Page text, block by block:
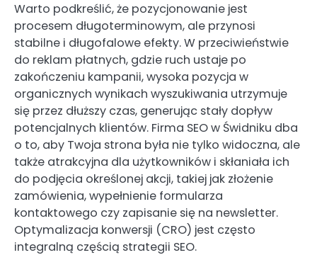
Warto podkreślić, że pozycjonowanie jest
procesem długoterminowym, ale przynosi
stabilne i długofalowe efekty. W przeciwieństwie
do reklam płatnych, gdzie ruch ustaje po
zakończeniu kampanii, wysoka pozycja w
organicznych wynikach wyszukiwania utrzymuje
się przez dłuższy czas, generując stały dopływ
potencjalnych klientów. Firma SEO w Świdniku dba
o to, aby Twoja strona była nie tylko widoczna, ale
także atrakcyjna dla użytkowników i skłaniała ich
do podjęcia określonej akcji, takiej jak złożenie
zamówienia, wypełnienie formularza
kontaktowego czy zapisanie się na newsletter.
Optymalizacja konwersji (CRO) jest często
integralną częścią strategii SEO.